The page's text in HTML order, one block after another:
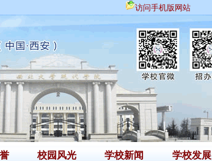
访问手机版网站
校园风光 学校新闻 学校发展